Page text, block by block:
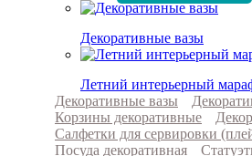
Декоративные вазы
Летний интерьерный
Декоративные вазы
Корзины декоративные
Салфетки для сервировки
Посуда декоративная